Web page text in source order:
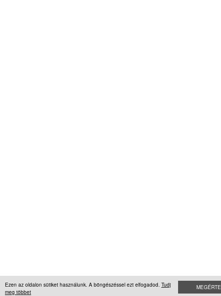
Ezen az oldalon sütiket használunk. A böngészéssel ezt elfogadod. Tudj
meg többet